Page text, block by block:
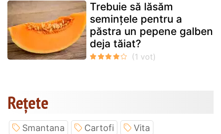
Trebuie să lăsăm
semințele pentru a
păstra un pepene galben
deja tăiat?
Rețete
Smantana Cartofi Vita